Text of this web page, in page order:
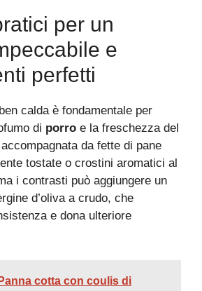
per un
e
perfetti
calda è fondamentale per
di porro e la freschezza del
da fette di pane
tostate o crostini aromatici al
i contrasti può aggiungere un
d’oliva a crudo, che
e dona ulteriore
Panna cotta con coulis di